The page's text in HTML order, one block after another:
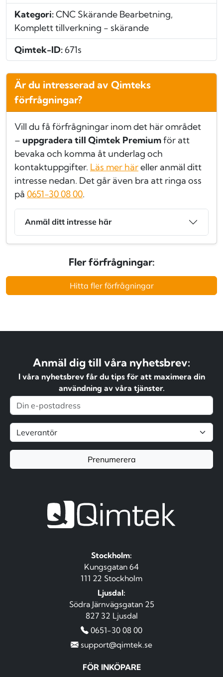
Kategori:CNC Skärande Bearbetning,
Komplett tillverkning - skärande
Qimtek-ID:671s
Är du intresserad av Qimteks
förfrågningar?
Vill du få förfrågningar inom det här området
– uppgradera till Qimtek Premiumför att
bevaka och komma åt underlag och
kontaktuppgifter. Läs mer häreller anmäl ditt
intresse nedan. Det går även bra att ringa oss
på 0651-30 08 00.
Anmäl ditt intresse här
Fler förfrågningar:
Hitta fler förfrågningar
Anmäl dig till våra nyhetsbrev:
I våra nyhetsbrev får du tips för att maximera din
användning av våra tjänster.
Prenumerera
Stockholm:
Kungsgatan 64
111 22 Stockholm
Ljusdal:
Södra Järnvägsgatan 25
827 32 Ljusdal
0651-30 08 00
support@qimtek.se
FÖR INKÖPARE